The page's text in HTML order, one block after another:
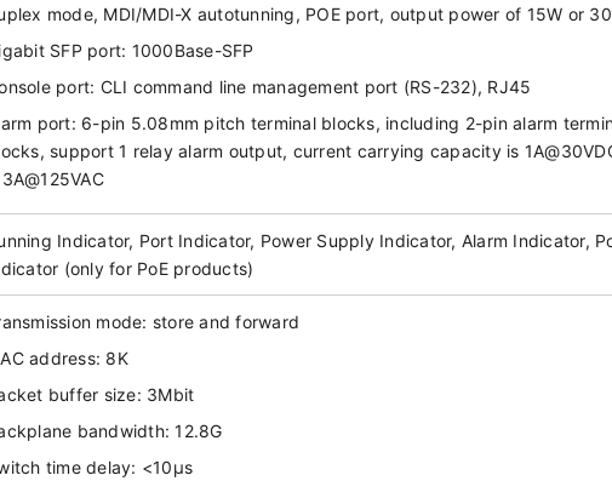
mode, MDI/MDI-X autotunning, POE port, output power of 15W or
SFP port: 1000Base-SFP
port: CLI command line management port (RS-232), RJ45
port: 6-pin 5.08mm pitch terminal blocks, including 2-pin alarm
support 1 relay alarm output, current carrying capacity is
Indicator, Port Indicator, Power Supply Indicator, Alarm Indicator,
(only for PoE products)
mode: store and forward
address: 8K
buffer size: 3Mbit
bandwidth: 12.8G
time delay: <10μs